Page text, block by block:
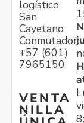
logístico
San
Cayetano
Conmutador:
+57 (601)
7965150
VENTA
NILLA